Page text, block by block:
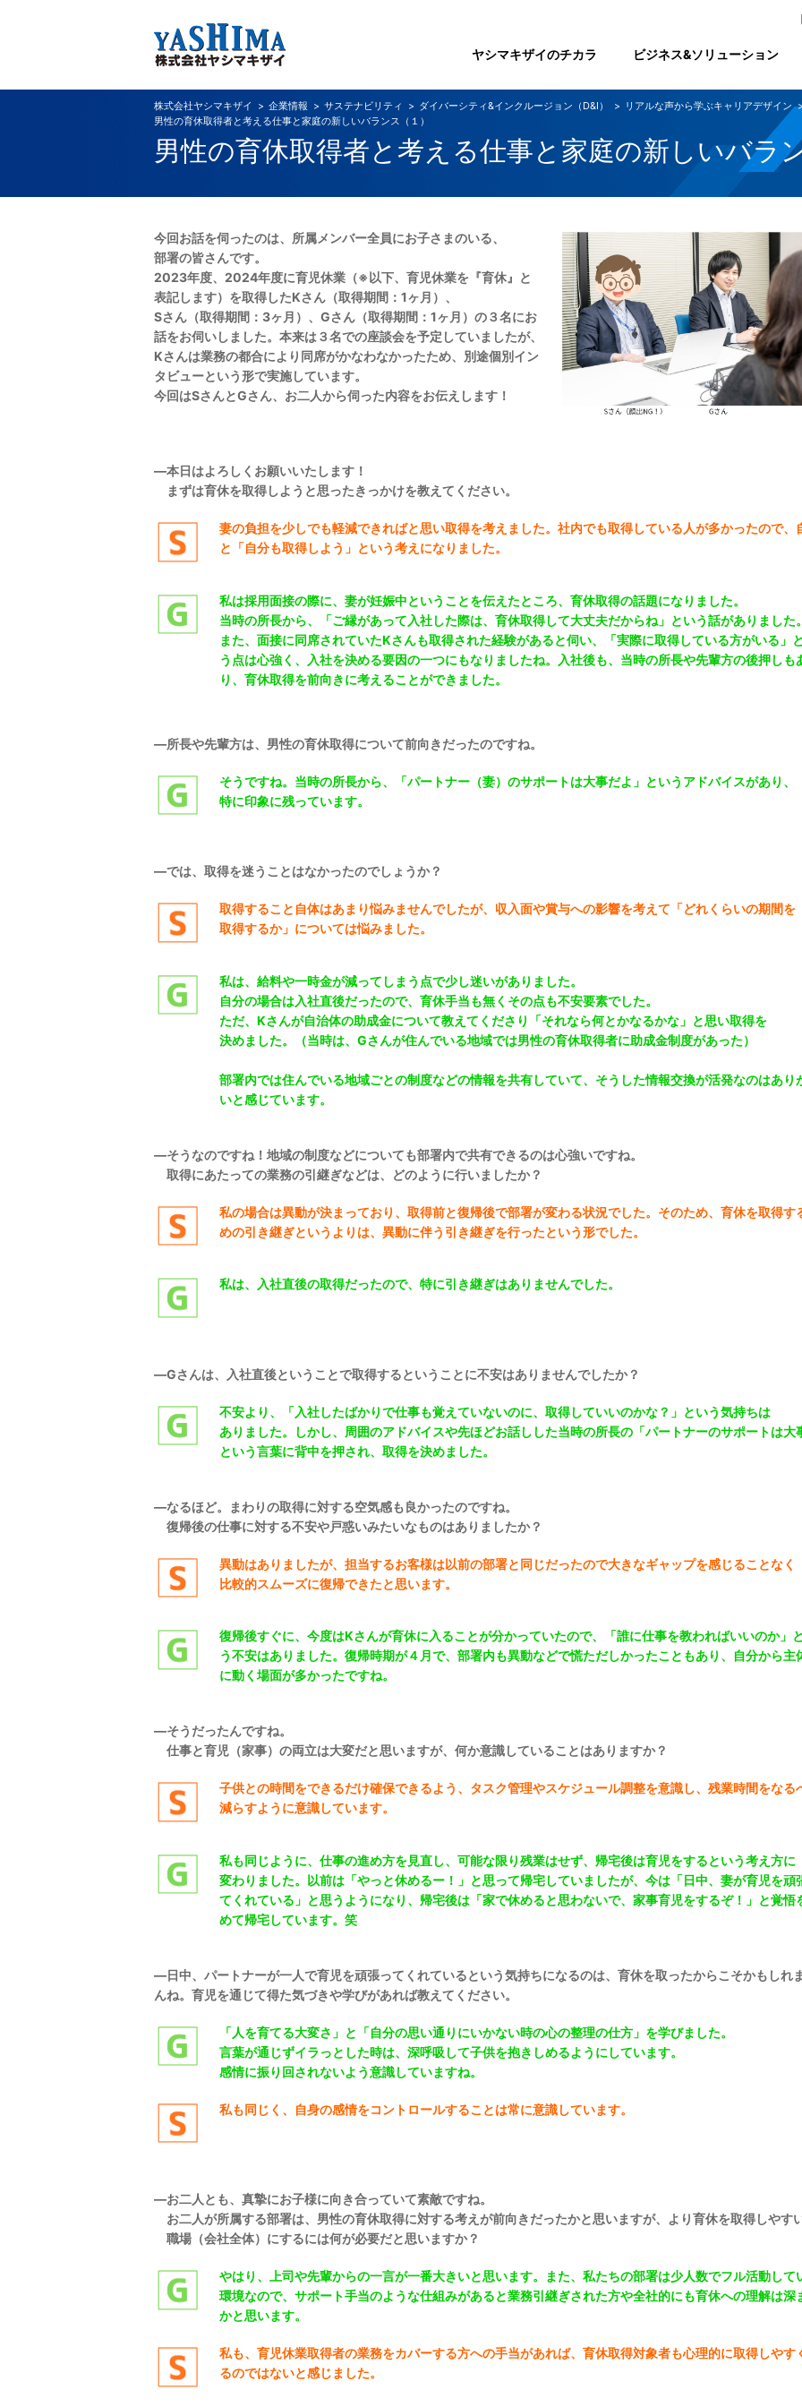
株式会社ヤシマキザイ 企業情報 サステナビリティ ダイバーシティ&インクルージョン（D&I）
リアルな声から学ぶキャリアデザイン
男性の育休取得者と考える仕事と家庭の新しいバランス（１）
男性の育休取得者と考える仕事と家庭の新しいバラ
今回お話を伺ったのは、所属メンバー全員にお子さまのいる、
部署の皆さんです。
2023年度、2024年度に育児休業（※以下、育児休業を『育休』と
表記します） を取得したKさん（取得期間：1ヶ月）、
Sさん（取得期間：3ヶ月）、 Gさん（取得期間：1ヶ月）の３名にお
話をお伺いしました。 本来は３名での座談会を予定していましたが、
Kさんは業務の都合により同席がかなわなかったため、 別途個別イン
タビューという形で実施しています。
今回はSさんとGさん、お二人から伺った内容をお伝えします！
―本日はよろしくお願いいたします！
まずは育休を取得しようと思ったきっかけを教えてください。
妻の負担を少しでも軽減できればと思い取得を考えました。社内でも取得している人が多かったので、
と「自分も取得しよう」という考えになりました。
私は採用面接の際に、妻が妊娠中ということを伝えたところ、育休取得の話題になりました。
当時の所長から、「ご縁があって入社した際は、育休取得して大丈夫だからね」という話がありました。
また、面接に同席されていたKさんも取得された経験があると伺い、「実際に取得している方がいる」
う点は心強く、入社を決める要因の一つにもなりましたね。入社後も、当時の所長や先輩方の後押しも
り、育休取得を前向きに考えることができました。
―所長や先輩方は、男性の育休取得について前向きだったのですね。
そうですね。当時の所長から、「パートナー（妻）のサポートは大事だよ」というアドバイスがあり、
特に印象に残っています。
―では、取得を迷うことはなかったのでしょうか？
取得すること自体はあまり悩みませんでしたが、収入面や賞与への影響を考えて「どれくらいの期間を
取得するか」については悩みました。
私は、給料や一時金が減ってしまう点で少し迷いがありました。
自分の場合は入社直後だったので、育休手当も無くその点も不安要素でした。
ただ、Kさんが自治体の助成金について教えてくださり「それなら何とかなるかな」と思い取得を
決めました。（当時は、Gさんが住んでいる地域では男性の育休取得者に助成金制度があった）
部署内では住んでいる地域ごとの制度などの情報を共有していて、そうした情報交換が活発なのはあり
いと感じています。
―そうなのですね！地域の制度などについても部署内で共有できるのは心強いですね。
取得にあたっての業務の引継ぎなどは、どのように行いましたか？
私の場合は異動が決まっており、取得前と復帰後で部署が変わる状況でした。そのため、育休を取得す
めの引き継ぎというよりは、異動に伴う引き継ぎを行ったという形でした。
私は、入社直後の取得だったので、特に引き継ぎはありませんでした。
―Gさんは、入社直後ということで取得するということに不安はありませんでしたか？
不安より、「入社したばかりで仕事も覚えていないのに、取得していいのかな？」という気持ちは
ありました。しかし、周囲のアドバイスや先ほどお話しした当時の所長の「パートナーのサポートは大
という言葉に背中を押され、取得を決めました。
―なるほど。まわりの取得に対する空気感も良かったのですね。
復帰後の仕事に対する不安や戸惑いみたいなものはありましたか？
異動はありましたが、担当するお客様は以前の部署と同じだったので大きなギャップを感じることなく
比較的スムーズに復帰できたと思います。
復帰後すぐに、今度はKさんが育休に入ることが分かっていたので、「誰に仕事を教わればいいのか」
う不安はありました。 復帰時期が４月で、部署内も異動などで慌ただしかったこともあり、自分から主
に動く場面が多かったですね。
―そうだったんですね。
仕事と育児（家事）の両立は大変だと思いますが、何か意識していることはありますか？
子供との時間をできるだけ確保できるよう、タスク管理やスケジュール調整を意識し、残業時間をなる
減らすように意識しています。
私も同じように、仕事の進め方を見直し、可能な限り残業はせず、帰宅後は育児をするという考え方に
変わりました。 以前は「やっと休めるー！」と思って帰宅していましたが、今は「日中、妻が育児を頑
てくれている」と思うようになり、帰宅後は「家で休めると思わないで、家事育児をするぞ！」と覚悟
めて帰宅しています。笑
―日中、パートナーが一人で育児を頑張ってくれているという気持ちになるのは、育休を取ったからこそかもしれ
んね。育児を通じて得た気づきや学びがあれば教えてください。
「人を育てる大変さ」と「自分の思い通りにいかない時の心の整理の仕方」を学びました。
言葉が通じずイラっとした時は、深呼吸して子供を抱きしめるようにしています。
感情に振り回されないよう意識していますね。
私も同じく、自身の感情をコントロールすることは常に意識しています。
―お二人とも、真摯にお子様に向き合っていて素敵ですね。
お二人が所属する部署は、男性の育休取得に対する考えが前向きだったかと思いますが、より育休を取得しやす
職場（会社全体）にするには何が必要だと思いますか？
やはり、上司や先輩からの一言が一番大きいと思います。また、私たちの部署は少人数でフル活動して
環境なので、サポート手当のような仕組みがあると業務引継ぎされた方や全社的にも育休への理解は深
かと思います。
私も、育児休業取得者の業務をカバーする方への手当があれば、育休取得対象者も心理的に取得しやす
るのではないと感じました。
ヤシマキザイのチカラ ビジネス&ソリューション